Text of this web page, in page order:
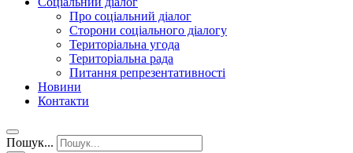
Про соціальний діалог
Сторони соціального діалогу
Територіальна угода
Територіальна рада
Питання репрезентативності
Новини
Контакти
Пошук...